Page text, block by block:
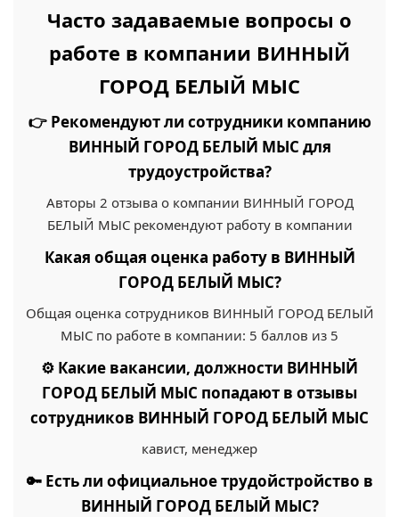
Часто задаваемые вопросы о
работе в компании ВИННЫЙ
ГОРОД БЕЛЫЙ МЫС
👉 Рекомендуют ли сотрудники компанию
ВИННЫЙ ГОРОД БЕЛЫЙ МЫС для
трудоустройства?
Авторы 2 отзыва о компании ВИННЫЙ ГОРОД
БЕЛЫЙ МЫС рекомендуют работу в компании
Какая общая оценка работу в ВИННЫЙ
ГОРОД БЕЛЫЙ МЫС?
Общая оценка сотрудников ВИННЫЙ ГОРОД БЕЛЫЙ
МЫС по работе в компании: 5 баллов из 5
⚙️ Какие вакансии, должности ВИННЫЙ
ГОРОД БЕЛЫЙ МЫС попадают в отзывы
сотрудников ВИННЫЙ ГОРОД БЕЛЫЙ МЫС
кавист, менеджер
🔑 Есть ли официальное трудойстройство в
ВИННЫЙ ГОРОД БЕЛЫЙ МЫС?